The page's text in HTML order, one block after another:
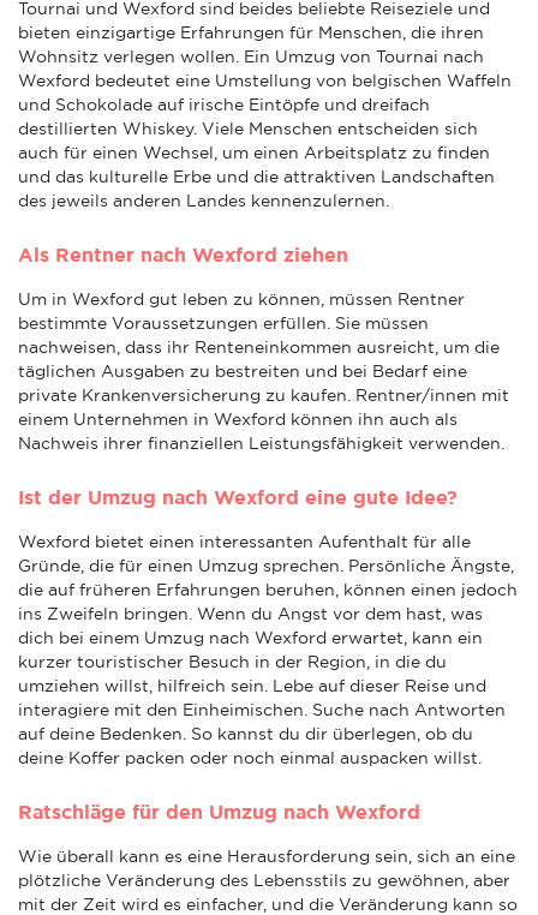
Tournai und Wexford sind beides beliebte Reiseziele und
bieten einzigartige Erfahrungen für Menschen, die ihren
Wohnsitz verlegen wollen. Ein Umzug von Tournai nach
Wexford bedeutet eine Umstellung von belgischen Waffeln
und Schokolade auf irische Eintöpfe und dreifach
destillierten Whiskey. Viele Menschen entscheiden sich
auch für einen Wechsel, um einen Arbeitsplatz zu finden
und das kulturelle Erbe und die attraktiven Landschaften
des jeweils anderen Landes kennenzulernen.
Als Rentner nach Wexford ziehen
Um in Wexford gut leben zu können, müssen Rentner
bestimmte Voraussetzungen erfüllen. Sie müssen
nachweisen, dass ihr Renteneinkommen ausreicht, um die
täglichen Ausgaben zu bestreiten und bei Bedarf eine
private Krankenversicherung zu kaufen. Rentner/innen mit
einem Unternehmen in Wexford können ihn auch als
Nachweis ihrer finanziellen Leistungsfähigkeit verwenden.
Ist der Umzug nach Wexford eine gute Idee?
Wexford bietet einen interessanten Aufenthalt für alle
Gründe, die für einen Umzug sprechen. Persönliche Ängste,
die auf früheren Erfahrungen beruhen, können einen jedoch
ins Zweifeln bringen. Wenn du Angst vor dem hast, was
dich bei einem Umzug nach Wexford erwartet, kann ein
kurzer touristischer Besuch in der Region, in die du
umziehen willst, hilfreich sein. Lebe auf dieser Reise und
interagiere mit den Einheimischen. Suche nach Antworten
auf deine Bedenken. So kannst du dir überlegen, ob du
deine Koffer packen oder noch einmal auspacken willst.
Ratschläge für den Umzug nach Wexford
Wie überall kann es eine Herausforderung sein, sich an eine
plötzliche Veränderung des Lebensstils zu gewöhnen, aber
mit der Zeit wird es einfacher, und die Veränderung kann so